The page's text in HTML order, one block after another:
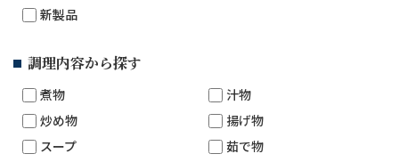
新製品
調理内容から探す
煮物
汁物
炒め物
揚げ物
スープ
茹で物